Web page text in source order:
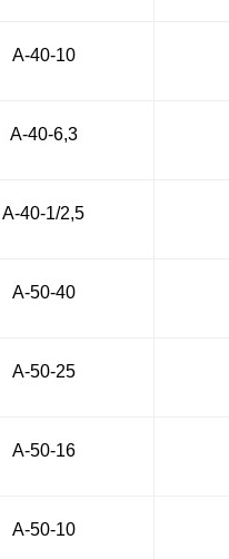
А-40-10
А-40-6,3
А-40-1/2,5
А-50-40
А-50-25
А-50-16
А-50-10